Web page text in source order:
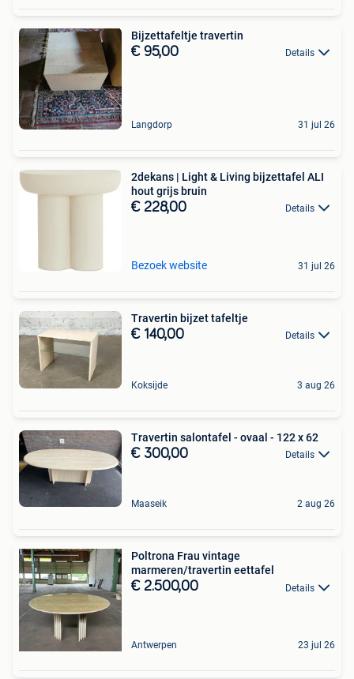
Bijzettafeltje travertin
€ 95,00 Details
Langdorp 31 jul 26
2dekans | Light & Living bijzettafel ALI
hout grijs bruin
€ 228,00 Details
Bezoek website 31 jul 26
Travertin bijzet tafeltje
€ 140,00 Details
Koksijde 3 aug 26
Travertin salontafel - ovaal - 122 x 62
€ 300,00 Details
Maaseik 2 aug 26
Poltrona Frau vintage
marmeren/travertin eettafel
€ 2.500,00 Details
Antwerpen 23 jul 26